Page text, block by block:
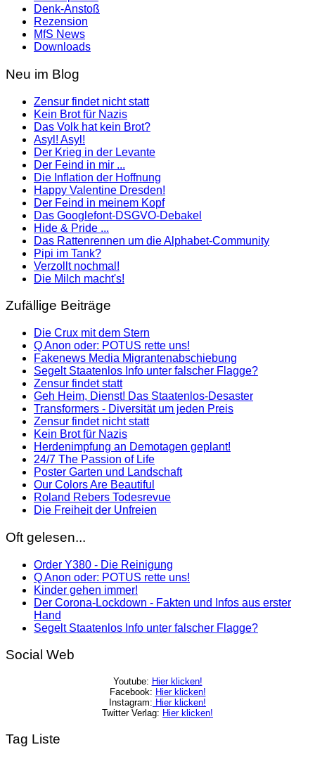
Denk-Anstoß
Rezension
MfS News
Downloads
Neu im Blog
Zensur findet nicht statt
Kein Brot für Nazis
Das Volk hat kein Brot?
Asyl! Asyl!
Der Krieg in der Levante
Der Feind in mir ...
Die Inflation der Hoffnung
Happy Valentine Dresden!
Der Feind in meinem Kopf
Das Googlefont-DSGVO-Debakel
Hide & Pride ...
Das Rattenrennen um die Alphabet-Community
Pipi im Tank?
Verzollt nochmal!
Die Milch macht's!
Zufällige Beiträge
Die Crux mit dem Stern
Q Anon oder: POTUS rette uns!
Fakenews Media Migrantenabschiebung
Segelt Staatenlos Info unter falscher Flagge?
Zensur findet statt
Geh Heim, Dienst! Das Staatenlos-Desaster
Transformers - Diversität um jeden Preis
Zensur findet nicht statt
Kein Brot für Nazis
Herdenimpfung an Demotagen geplant!
24/7 The Passion of Life
Poster Garten und Landschaft
Our Colors Are Beautiful
Roland Rebers Todesrevue
Die Freiheit der Unfreien
Oft gelesen...
Order Y380 - Die Reinigung
Q Anon oder: POTUS rette uns!
Kinder gehen immer!
Der Corona-Lockdown - Fakten und Infos aus erster
Hand
Segelt Staatenlos Info unter falscher Flagge?
Social Web
Youtube: Hier klicken!
Facebook: Hier klicken!
Instagram: Hier klicken!
Twitter Verlag: Hier klicken!
Tag Liste